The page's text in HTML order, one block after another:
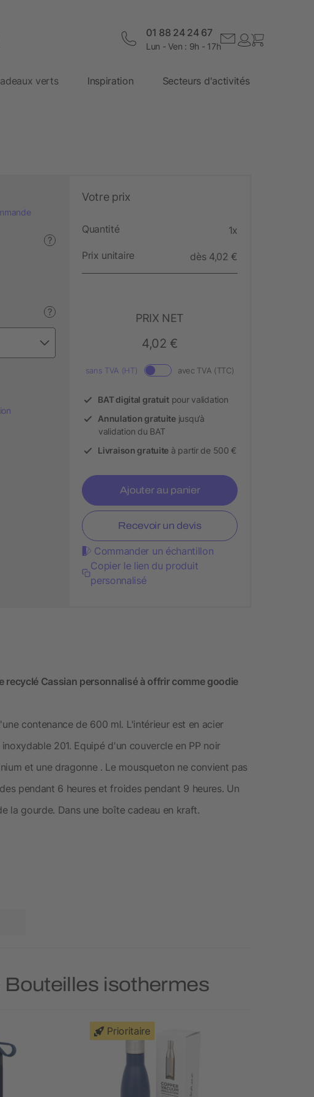
01 88 24 24 67
Lun - Ven : 9h - 17h
verts Inspiration Secteurs d'activités
?
?
Votre prix
Quantité 1x
Prix unitaire dès 4,02 €
PRIX NET
4,02 €
sans TVA (HT) avec TVA (TTC)
BAT digital gratuitpour validation
Annulation gratuitejusqu’à
validation du BAT
Livraison gratuite à partir de 500 €
Ajouter au panier
Recevoir un devis
Commander un échantillon
Copier le lien du produit
personnalisé
recyclé Cassian personnalisé à offrir comme goodie
contenance de 600 ml. L'intérieur est en acier
201. Equipé d'un couvercle en PP noir
et une dragonne . Le mousqueton ne convient pas
pendant 6 heures et froides pendant 9 heures. Un
la gourde. Dans une boîte cadeau en kraft.
isothermes
Prioritaire